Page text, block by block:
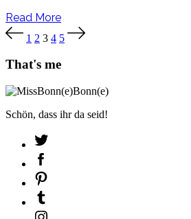
Read More
Seitennummerierung
der
1 2 3 4 5
That's me
Schön, dass ihr da seid!